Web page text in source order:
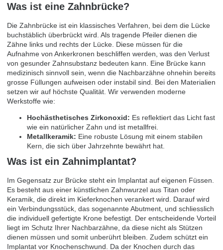
Was ist eine Zahnbrücke?
Die Zahnbrücke ist ein klassisches Verfahren, bei dem die Lücke
buchstäblich überbrückt wird. Als tragende Pfeiler dienen die
Zähne links und rechts der Lücke. Diese müssen für die
Aufnahme von Ankerkronen beschliffen werden, was den Verlust
von gesunder Zahnsubstanz bedeuten kann. Eine Brücke kann
medizinisch sinnvoll sein, wenn die Nachbarzähne ohnehin bereits
grosse Füllungen aufweisen oder instabil sind. Bei den Materialien
setzen wir auf höchste Qualität. Wir verwenden moderne
Werkstoffe wie:
Hochästhetisches Zirkonoxid: Es reflektiert das Licht fast
wie ein natürlicher Zahn und ist metallfrei.
Metallkeramik: Eine robuste Lösung mit einem stabilen
Kern, die sich über Jahrzehnte bewährt hat.
Was ist ein Zahnimplantat?
Im Gegensatz zur Brücke steht ein Implantat auf eigenen Füssen.
Es besteht aus einer künstlichen Zahnwurzel aus Titan oder
Keramik, die direkt im Kieferknochen verankert wird. Darauf wird
ein Verbindungsstück, das sogenannte Abutment, und schliesslich
die individuell gefertigte Krone befestigt. Der entscheidende Vorteil
liegt im Schutz Ihrer Nachbarzähne, da diese nicht als Stützen
dienen müssen und somit unberührt bleiben. Zudem schützt ein
Implantat vor Knochenschwund. Da der Knochen durch das